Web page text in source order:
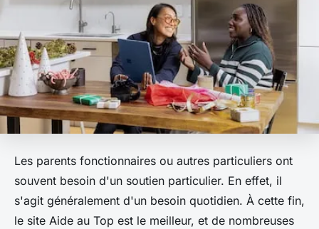
Les parents fonctionnaires ou autres particuliers ont
souvent besoin d'un soutien particulier. En effet, il
s'agit généralement d'un besoin quotidien. À cette fin,
le site Aide au Top est le meilleur, et de nombreuses